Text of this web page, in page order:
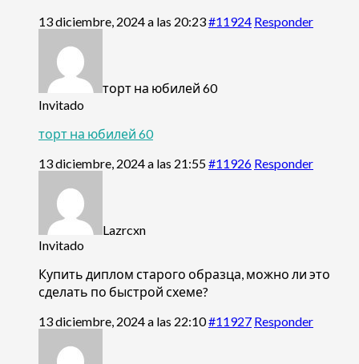
13 diciembre, 2024 a las 20:23#11924 Responder
торт на юбилей 60
Invitado
торт на юбилей 60
13 diciembre, 2024 a las 21:55#11926 Responder
Lazrcxn
Invitado
Купить диплом старого образца, можно ли это
сделать по быстрой схеме?
13 diciembre, 2024 a las 22:10#11927 Responder